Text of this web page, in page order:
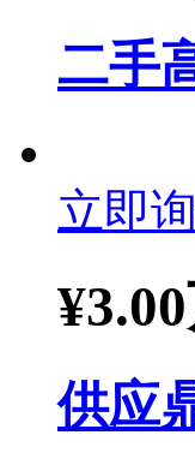
二手
立即
¥
供应